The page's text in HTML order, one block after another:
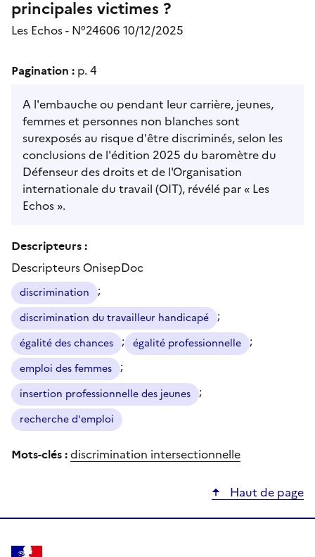
principales victimes ?
Les Echos - N°24606 10/12/2025
Pagination : p. 4
A l'embauche ou pendant leur carrière, jeunes,
femmes et personnes non blanches sont
surexposés au risque d'être discriminés, selon les
conclusions de l'édition 2025 du baromètre du
Défenseur des droits et de l'Organisation
internationale du travail (OIT), révélé par « Les
Echos ».
Descripteurs :
Descripteurs OnisepDoc
discrimination ;
discrimination du travailleur handicapé ;
égalité des chances ; égalité professionnelle ;
emploi des femmes ;
insertion professionnelle des jeunes ;
recherche d'emploi
Mots-clés :discrimination intersectionnelle
Haut de page